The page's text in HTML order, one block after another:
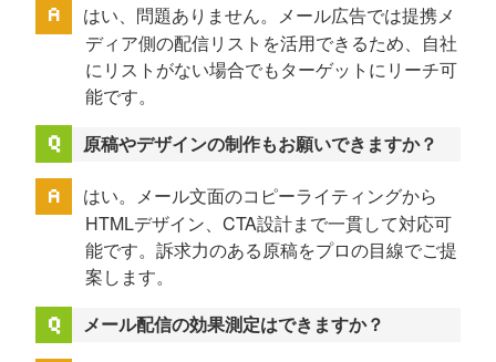
はい、問題ありません。メール広告では提携メ
ディア側の配信リストを活用できるため、自社
にリストがない場合でもターゲットにリーチ可
能です。
原稿やデザインの制作もお願いできますか？
はい。メール文面のコピーライティングから
HTMLデザイン、CTA設計まで一貫して対応可
能です。訴求力のある原稿をプロの目線でご提
案します。
メール配信の効果測定はできますか？